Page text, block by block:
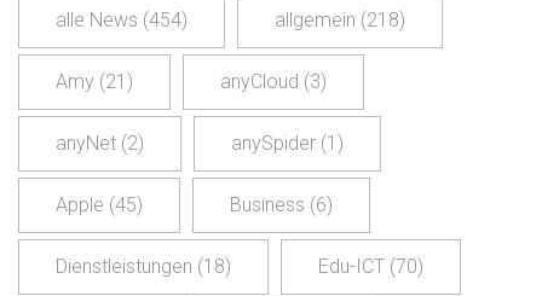
alle News (454) allgemein (218)
Amy (21) anyCloud (3)
anyNet (2) anySpider (1)
Apple (45) Business (6)
Dienstleistungen (18) Edu-ICT (70)